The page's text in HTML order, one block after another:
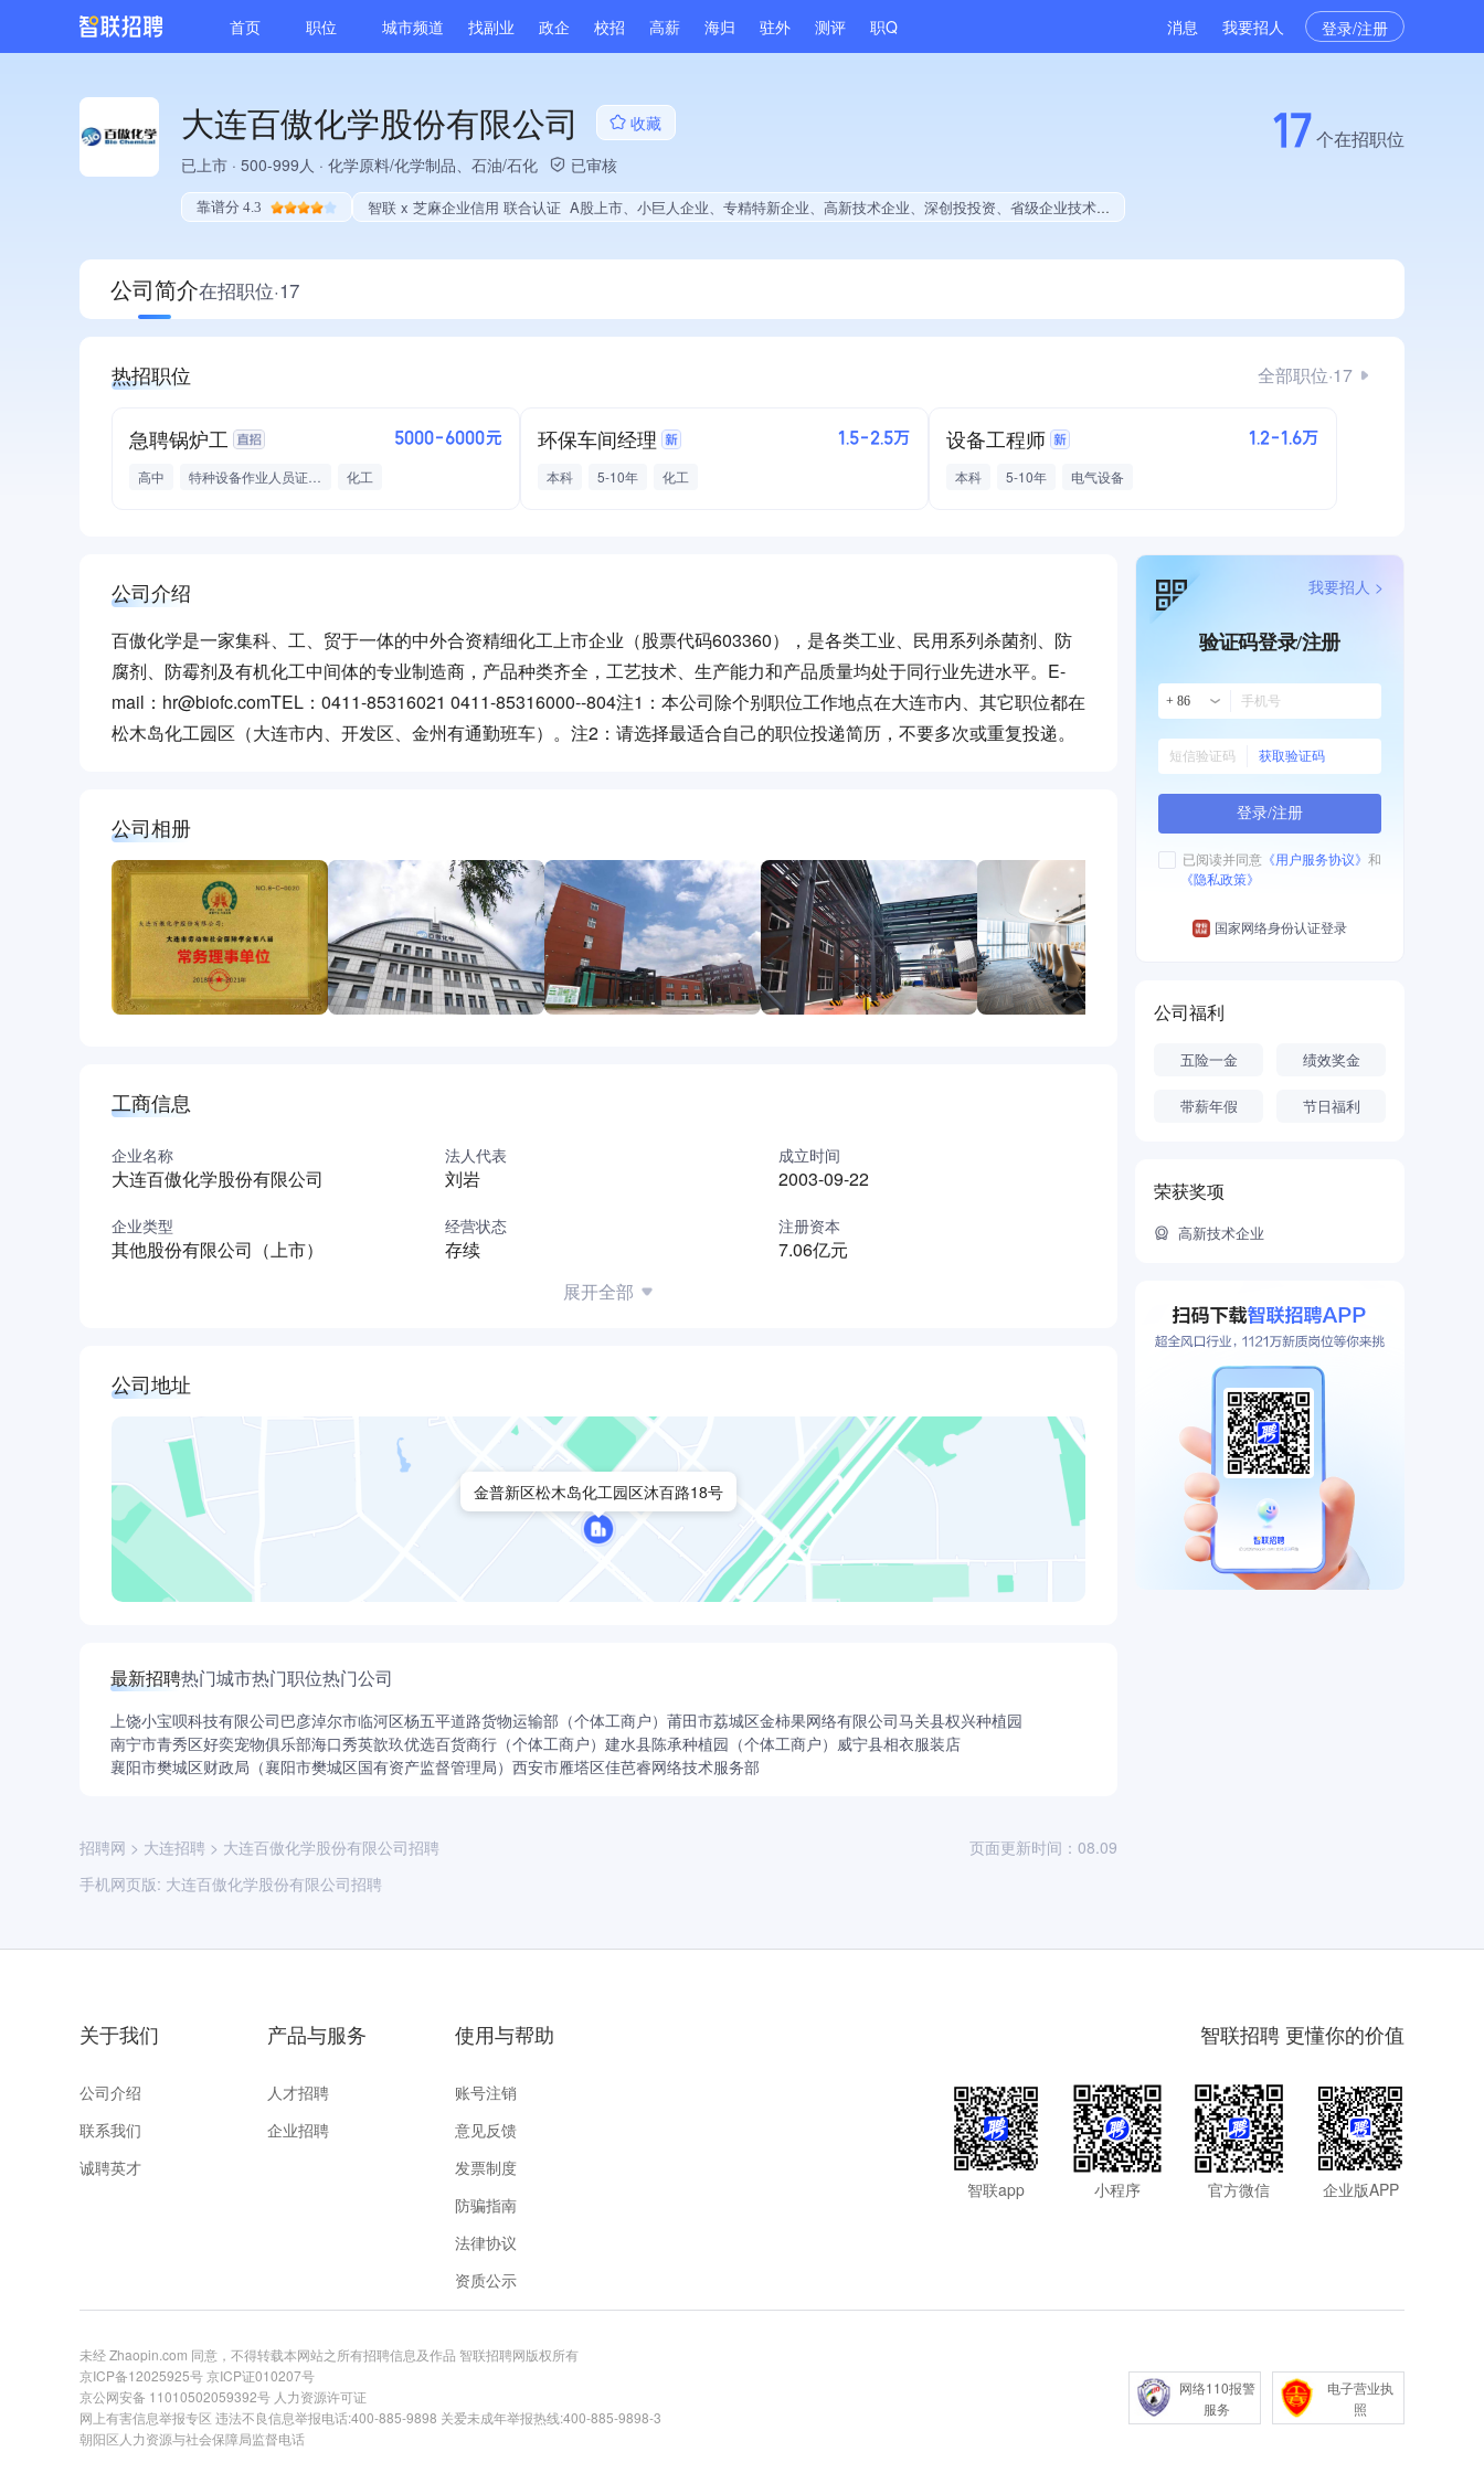
首页 职位 城市频道 找副业 政企 校招 高薪 海归 驻外 测评 职Q 消息 我要招人 登录/注册
大连百傲化学股份有限公司
收藏
已上市 · 500-999人 · 化学原料/化学制品、石油/石化 已审核
靠谱分 4.3 智联 x 芝麻企业信用 联合认证 A股上市、小巨人企业、专精特新企业、高新技术企业、深创投投资、省级企业技术中心、国企供应商、战略性新兴领域创新能力、市县级政府引导基金投资、绝对控股2家公司、薪资水平全省同行前10%、旗下品牌同行前5%、A级纳税人、多产业布局、拥有节能环保技术、拥有自主品牌、拥有高价值专利、专利授权量同领域前10%、技术布局行业领先、经营年限全国同行前10%、权威管理体系认证、全市多家直营店、大学生就业贡献、拥有绿色资质、拥有工艺创新能力
17个在招职位
公司简介在招职位·17
热招职位 全部职位·17
急聘锅炉工 5000-6000元
高中 特种设备作业人员证（锅炉作业） 化工
环保车间经理 1.5-2.5万
本科 5-10年 化工
设备工程师 1.2-1.6万
本科 5-10年 电气设备
公司介绍
百傲化学是一家集科、工、贸于一体的中外合资精细化工上市企业（股票代码603360），是各类工业、民用系列杀菌剂、防
腐剂、防霉剂及有机化工中间体的专业制造商，产品种类齐全，工艺技术、生产能力和产品质量均处于同行业先进水平。E-
mail：hr@biofc.comTEL：0411-85316021 0411-85316000--804注1：本公司除个别职位工作地点在大连市内、其它职位都在
松木岛化工园区（大连市内、开发区、金州有通勤班车）。注2：请选择最适合自己的职位投递简历，不要多次或重复投递。
公司相册
工商信息
企业名称
大连百傲化学股份有限公司
法人代表
刘岩
成立时间
2003-09-22
企业类型
其他股份有限公司（上市）
经营状态
存续
注册资本
7.06亿元
展开全部
公司地址
金普新区松木岛化工园区沐百路18号
最新招聘热门城市热门职位热门公司
上饶小宝呗科技有限公司巴彦淖尔市临河区杨五平道路货物运输部（个体工商户） 莆田市荔城区金柿果网络有限公司马关县权兴种植园
南宁市青秀区好奕宠物俱乐部海口秀英歆玖优选百货商行（个体工商户） 建水县陈承种植园（个体工商户） 威宁县相衣服装店
襄阳市樊城区财政局（襄阳市樊城区国有资产监督管理局） 西安市雁塔区佳芭睿网络技术服务部
招聘网 > 大连招聘 > 大连百傲化学股份有限公司招聘
手机网页版: 大连百傲化学股份有限公司招聘
页面更新时间：08.09
验证码登录/注册
+ 86
获取验证码
登录/注册
已阅读并同意 《用户服务协议》 和
《隐私政策》
国家网络身份认证登录
我要招人 >
公司福利
五险一金 绩效奖金
带薪年假 节日福利
荣获奖项
高新技术企业
关于我们
公司介绍
联系我们
诚聘英才
产品与服务
人才招聘
企业招聘
使用与帮助
账号注销
意见反馈
发票制度
防骗指南
法律协议
资质公示
智联招聘 更懂你的价值
智联app 小程序 官方微信 企业版APP
未经 Zhaopin.com 同意，不得转载本网站之所有招聘信息及作品 智联招聘网版权所有
京ICP备12025925号京ICP证010207号
京公网安备 11010502059392号 人力资源许可证
网上有害信息举报专区 违法不良信息举报电话:400-885-9898 关爱未成年举报热线:400-885-9898-3
朝阳区人力资源与社会保障局监督电话
网络110报警
服务
电子营业执
照